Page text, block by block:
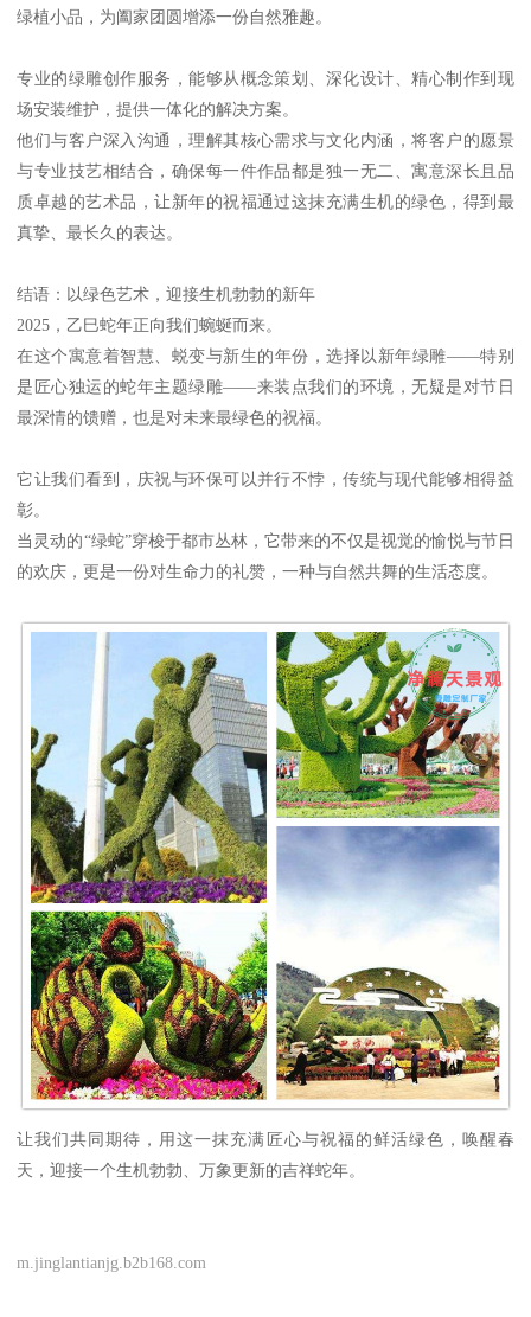
绿植小品，为阖家团圆增添一份自然雅趣。
专业的绿雕创作服务，能够从概念策划、深化设计、精心制作到现
场安装维护，提供一体化的解决方案。
他们与客户深入沟通，理解其核心需求与文化内涵，将客户的愿景
与专业技艺相结合，确保每一件作品都是独一无二、寓意深长且品
质卓越的艺术品，让新年的祝福通过这抹充满生机的绿色，得到最
真挚、最长久的表达。
结语：以绿色艺术，迎接生机勃勃的新年
2025，乙巳蛇年正向我们蜿蜒而来。
在这个寓意着智慧、蜕变与新生的年份，选择以新年绿雕——特别
是匠心独运的蛇年主题绿雕——来装点我们的环境，无疑是对节日
最深情的馈赠，也是对未来最绿色的祝福。
它让我们看到，庆祝与环保可以并行不悖，传统与现代能够相得益
彰。
当灵动的“绿蛇”穿梭于都市丛林，它带来的不仅是视觉的愉悦与节日
的欢庆，更是一份对生命力的礼赞，一种与自然共舞的生活态度。
让我们共同期待，用这一抹充满匠心与祝福的鲜活绿色，唤醒春
天，迎接一个生机勃勃、万象更新的吉祥蛇年。
m.jinglantianjg.b2b168.com